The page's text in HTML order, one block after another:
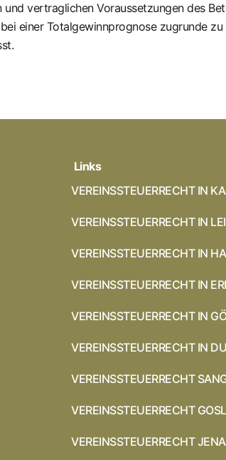
vertraglichen Voraussetzungen des
einer Totalgewinnprognose zugrunde zu
Links
VEREINSSTEUERRECHT IN
VEREINSSTEUERRECHT IN
VEREINSSTEUERRECHT IN
VEREINSSTEUERRECHT IN
VEREINSSTEUERRECHT IN
VEREINSSTEUERRECHT IN
VEREINSSTEUERRECHT
VEREINSSTEUERRECHT
VEREINSSTEUERRECHT JENA